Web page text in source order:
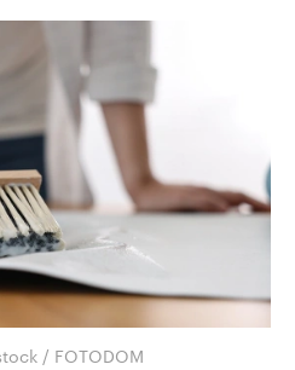
/ FOTODOM